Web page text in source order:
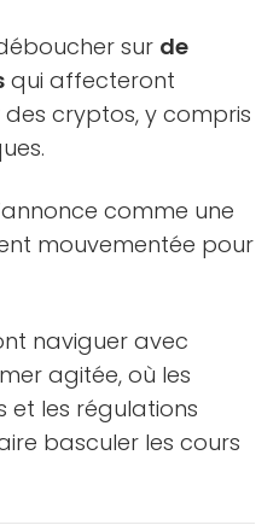
sur de
qui affecteront
des cryptos, y compris
comme une
mouvementée pour
naviguer avec
agitée, où les
et les régulations
basculer les cours